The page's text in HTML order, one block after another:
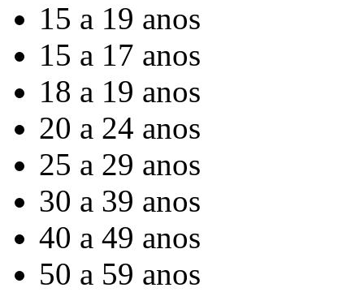
15 a 19 anos
15 a 17 anos
18 a 19 anos
20 a 24 anos
25 a 29 anos
30 a 39 anos
40 a 49 anos
50 a 59 anos